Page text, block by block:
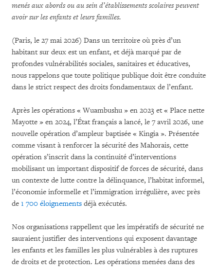
menés aux abords ou au sein d’établissements scolaires peuvent
avoir sur les enfants et leurs familles.
(Paris, le 27 mai 2026) Dans un territoire où près d’un
habitant sur deux est un enfant, et déjà marqué par de
profondes vulnérabilités sociales, sanitaires et éducatives,
nous rappelons que toute politique publique doit être conduite
dans le strict respect des droits fondamentaux de l’enfant.
Après les opérations « Wuambushu » en 2023 et « Place nette
Mayotte » en 2024, l’État français a lancé, le 7 avril 2026, une
nouvelle opération d’ampleur baptisée « Kingia ». Présentée
comme visant à renforcer la sécurité des Mahorais, cette
opération s’inscrit dans la continuité d’interventions
mobilisant un important dispositif de forces de sécurité, dans
un contexte de lutte contre la délinquance, l’habitat informel,
l’économie informelle et l’immigration irrégulière, avec près
de 1 700 éloignements déjà exécutés.
Nos organisations rappellent que les impératifs de sécurité ne
sauraient justifier des interventions qui exposent davantage
les enfants et les familles les plus vulnérables à des ruptures
de droits et de protection. Les opérations menées dans des